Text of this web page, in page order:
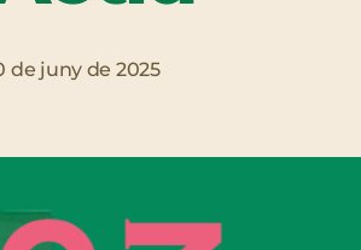
de juny de 2025